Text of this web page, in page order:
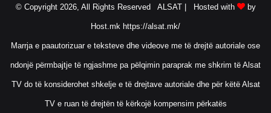
© Copyright 2026, All Rights Reserved ALSAT | Hosted with by
Host.mk https://alsat.mk/
Marrja e paautorizuar e teksteve dhe videove me të drejtë autoriale ose
ndonjë përmbajtje të ngjashme pa pëlqimin paraprak me shkrim të Alsat
TV do të konsiderohet shkelje e të drejtave autoriale dhe për këtë Alsat
TV e ruan të drejtën të kërkojë kompensim përkatës